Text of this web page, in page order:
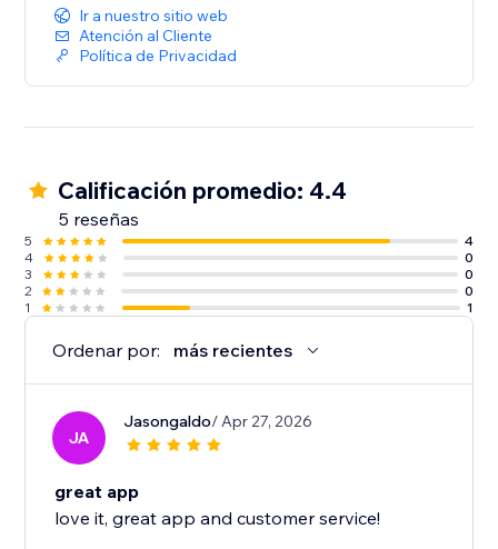
Ir a nuestro sitio web
Atención al Cliente
Política de Privacidad
Calificación promedio: 4.4
5 reseñas
5
4
4
0
3
0
2
0
1
1
Ordenar por: más recientes
JA
Jasongaldo/ Apr 27, 2026
great app
love it, great app and customer service!